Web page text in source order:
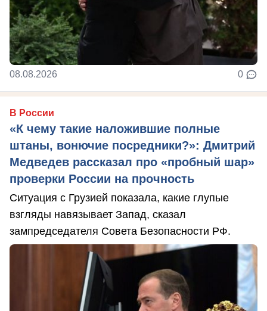
08.08.2026 0
В России
«К чему такие наложившие полные
штаны, вонючие посредники?»: Дмитрий
Медведев рассказал про «пробный шар»
проверки России на прочность
Ситуация с Грузией показала, какие глупые
взгляды навязывает Запад, сказал
зампредседателя Совета Безопасности РФ.